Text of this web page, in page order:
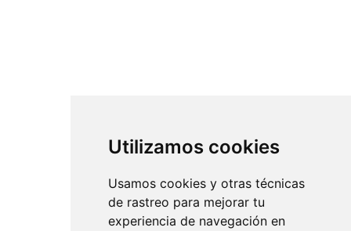
Utilizamos cookies
Usamos cookies y otras técnicas
de rastreo para mejorar tu
experiencia de navegación en